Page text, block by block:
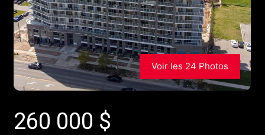
Voir les 24 Photos
260 000 $